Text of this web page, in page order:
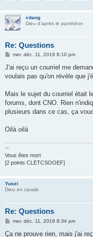
cdang
Dieu d'après le panthéon
Re: Questions
M
s
a
mer. déc. 11, 2019 8:10 pm
J'ai reçu un courriel me
voulais pas qu'on révèle que
Mais le sujet du courriel était
forums, dont CNO. Rien
plusieurs dans ce cas, ça
Oilà oilà
--
Vous êtes mort
[2 points CLETCSOOEF]
Yusei
Dieu en cavale
Re: Questions
M
s
mer. déc. 11, 2019 8:34 pm
Ça ne prouve rien, mais j'ai